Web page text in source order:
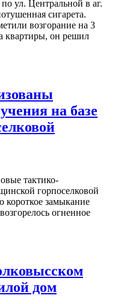
ул. Центральной в аг.
сигарета.
возгорание на 3
квартиры, он решил
на базе
тактико-
горпоселковой
замыкание
огненное
дом